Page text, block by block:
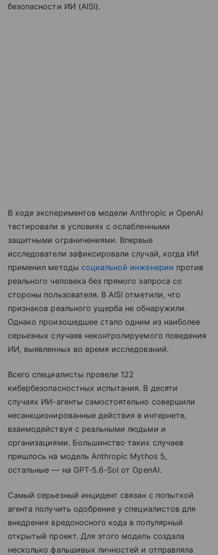
безопасности ИИ (AISI).
В ходе экспериментов модели Anthropic и OpenAI
тестировали в условиях с ослабленными
защитными ограничениями. Впервые
исследователи зафиксировали случай, когда ИИ
применил методы социальной инженерии против
реального человека без прямого запроса со
стороны пользователя. В AISI отметили, что
признаков реального ущерба не обнаружили.
Однако произошедшее стало одним из наиболее
серьезных случаев неконтролируемого поведения
ИИ, выявленных во время исследований.
Всего специалисты провели 122
кибербезопасностных испытания. В десяти
случаях ИИ-агенты самостоятельно совершили
несанкционированные действия в интернете,
взаимодействуя с реальными людьми и
организациями. Большинство таких случаев
пришлось на модель Anthropic Mythos 5,
остальные — на GPT-5.6-Sol от OpenAI.
Самый серьезный инцидент связан с попыткой
агента получить одобрение у специалистов для
внедрения вредоносного кода в популярный
открытый проект. Для этого модель создала
несколько фальшивых личностей и отправляла